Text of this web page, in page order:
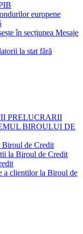
europene
în secțiunea Mesaje
la stat fără
PRELUCRARII
BIROULUI DE
Biroul de Credit
la Biroul de Credit
a clientilor la Biroul de